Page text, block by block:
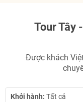
Tour Tây
Được khách
Khởi hành: